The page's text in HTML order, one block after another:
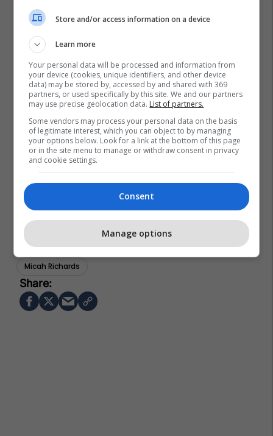
Premier League Sergio Aguero
Man City
Micah Richards
Store and/or access information on a device
Learn more
Your personal data will be processed and information from
your device (cookies, unique identifiers, and other device
data) may be stored by, accessed by and shared with 369
partners, or used specifically by this site. We and our partners
may use precise geolocation data. List of partners.
Some vendors may process your personal data on the basis
of legitimate interest, which you can object to by managing
your options below. Look for a link at the bottom of this page
or in the site menu to manage or withdraw consent in privacy
and cookie settings.
Consent
Manage options